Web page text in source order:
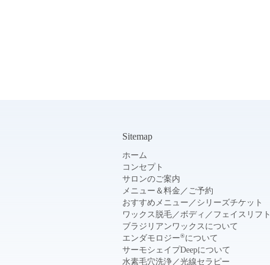
Sitemap
ホーム
コンセプト
サロンのご案内
メニュー＆料金 ／ ご予約
おすすめメニュー ／ シリーズチケット
ワックス脱毛／ボディ ／ フェイスリフト
ブラジリアンワックスについて
エンダモロジー®について
サーモシェイプDeepについて
水素毛穴洗浄／光線セラピー